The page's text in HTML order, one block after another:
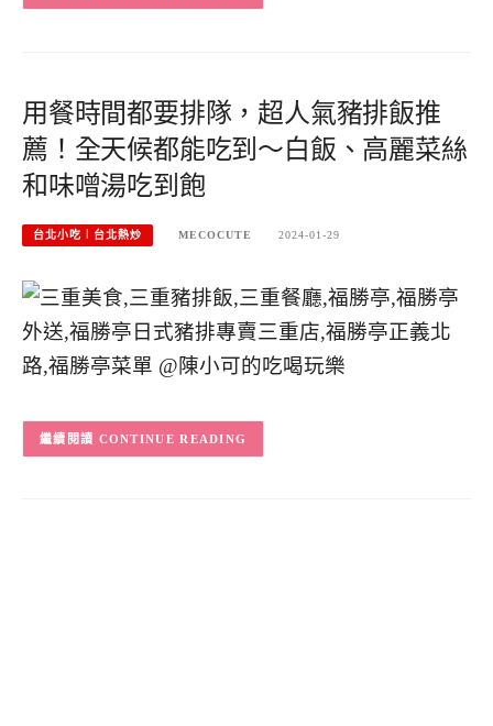
用餐時間都要排隊，超人氣豬排飯推
薦！全天候都能吃到～白飯、高麗菜絲
和味噌湯吃到飽
台北小吃︱台北熱炒 MECOCUTE 2024-01-29
CONTINUE READING